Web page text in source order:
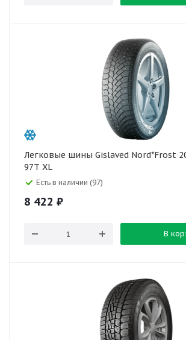
Легковые шины Gislaved Nord*Frost
97T XL
Есть в наличии (97)
8 422 ₽
В